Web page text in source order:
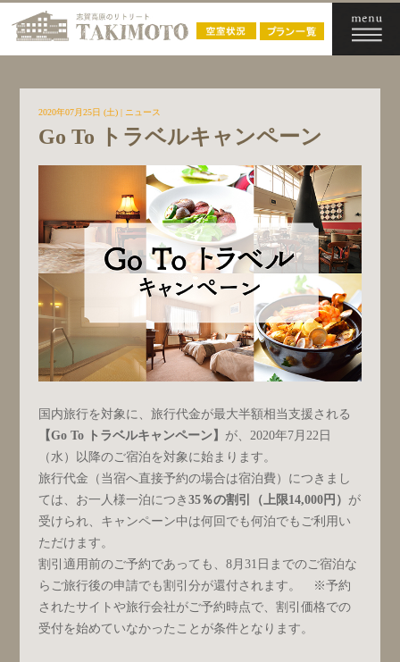
2020年07月25日 (土)| ニュース
Go To トラベルキャンペーン
国内旅行を対象に、旅行代金が最大半額相当支援される
【Go To トラベルキャンペーン】 が、2020年7月22日
（水）以降のご宿泊を対象に始まります。
旅行代金（当宿へ直接予約の場合は宿泊費）につきまし
ては、お一人様一泊につき35％の割引（上限14,000円） が
受けられ、キャンペーン中は何回でも何泊でもご利用い
ただけます。
割引適用前のご予約であっても、8月31日までのご宿泊な
らご旅行後の申請でも割引分が還付されます。 ※予約
されたサイトや旅行会社がご予約時点で、割引価格での
受付を始めていなかったことが条件となります。